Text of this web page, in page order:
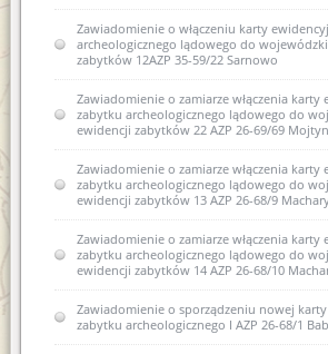
Zawiadomienie o włączeniu karty
archeologicznego lądowego do
zabytków 12AZP 35-59/22 Sarnowo
Zawiadomienie o zamiarze włączenia karty
zabytku archeologicznego lądowego do
ewidencji zabytków 22 AZP 26-69/69
Zawiadomienie o zamiarze włączenia karty
zabytku archeologicznego lądowego do
ewidencji zabytków 13 AZP 26-68/9
Zawiadomienie o zamiarze włączenia karty
zabytku archeologicznego lądowego do
ewidencji zabytków 14 AZP 26-68/10
Zawiadomienie o sporządzeniu nowej
zabytku archeologicznego I AZP 26-68/1